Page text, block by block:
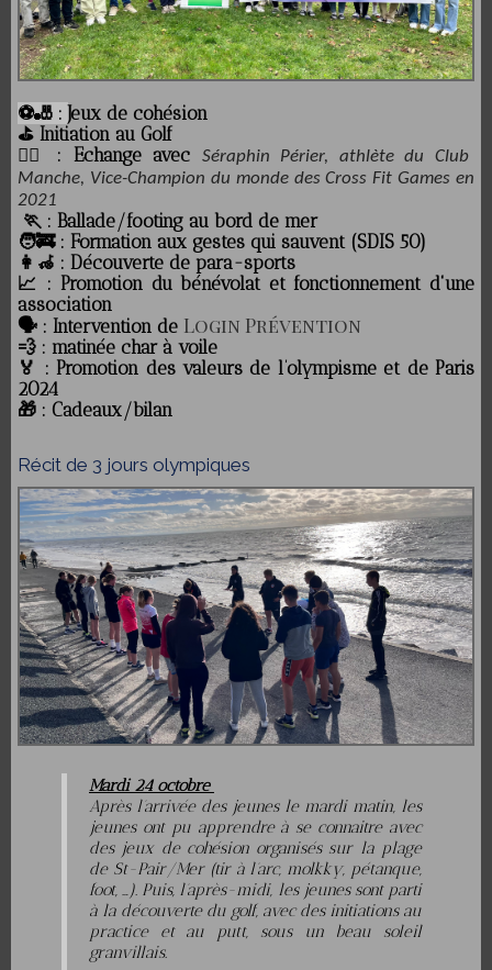
⚽️🎳 :Jeux de cohésion
⛳️ Initiation au Golf
🏋🏻 : Echange avec
Séraphin Périer, athlète du Club
Manche, Vice-Champion du monde des Cross Fit Games en
2021
🏃 : Ballade/footing au bord de mer
🧑‍🚒 : Formation aux gestes qui sauvent (SDIS 50)
👩‍🦽 : Découverte de para-sports
📈 : Promotion du bénévolat et fonctionnement d'une
association
🗣️ : Intervention de Login Prévention
💨 : matinée char à voile
🏅 : Promotion des valeurs de l’olympisme et de Paris
2024
🎁 : Cadeaux/bilan
Récit de 3 jours olympiques
Mardi 24 octobre
Après l’arrivée des jeunes le mardi matin, les
jeunes ont pu apprendre à se connaitre avec
des jeux de cohésion organisés sur la plage
de St-Pair/Mer (tir à l’arc, molkky, pétanque,
foot, …). Puis, l’après-midi, les jeunes sont parti
à la découverte du golf, avec des initiations au
practice et au putt, sous un beau soleil
granvillais.